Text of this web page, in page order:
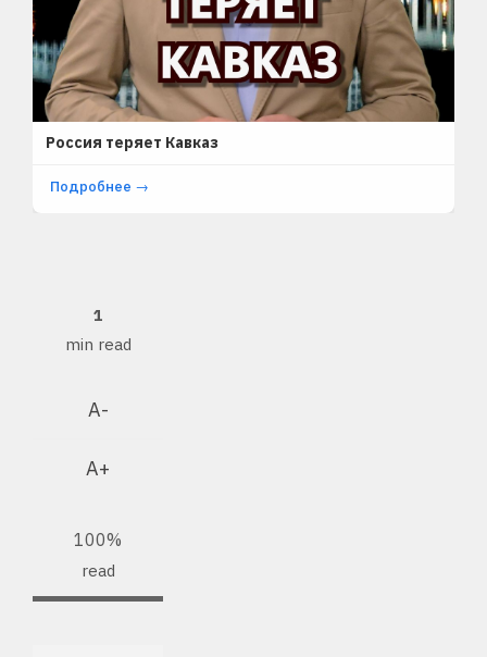
Россия теряет Кавказ
Подробнее →
1
min read
A-
A+
100%
read